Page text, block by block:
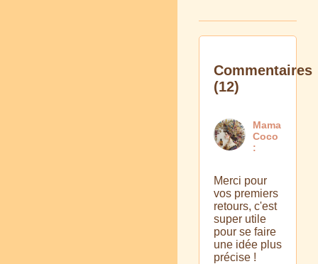
Commentaires
(12)
Mama
Coco
:
Merci pour
vos premiers
retours, c'est
super utile
pour se faire
une idée plus
précise !